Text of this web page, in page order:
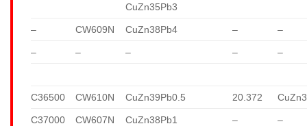
CuZn35Pb3
– CW609N CuZn38Pb4 – –
– – – – –
C36500 CW610N CuZn39Pb0.5 20.372
C37000 CW607N CuZn38Pb1 – –